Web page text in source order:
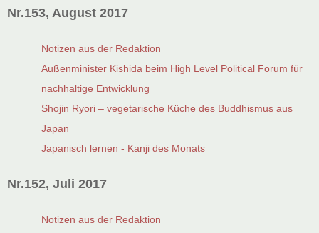
Nr.153, August 2017
Notizen aus der Redaktion
Außenminister Kishida beim High Level Political Forum für
nachhaltige Entwicklung
Shojin Ryori – vegetarische Küche des Buddhismus aus
Japan
Japanisch lernen - Kanji des Monats
Nr.152, Juli 2017
Notizen aus der Redaktion